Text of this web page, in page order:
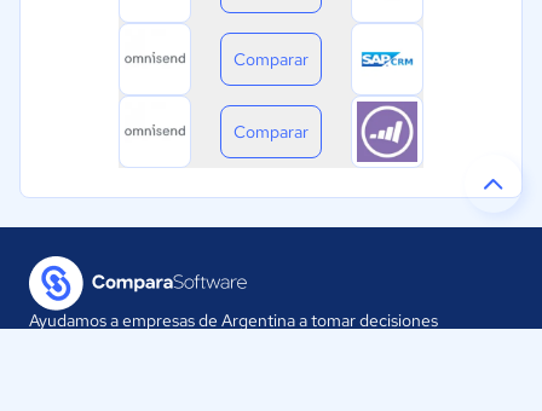
Comparar
Comparar
Ayudamos a empresas de Argentina a tomar decisiones